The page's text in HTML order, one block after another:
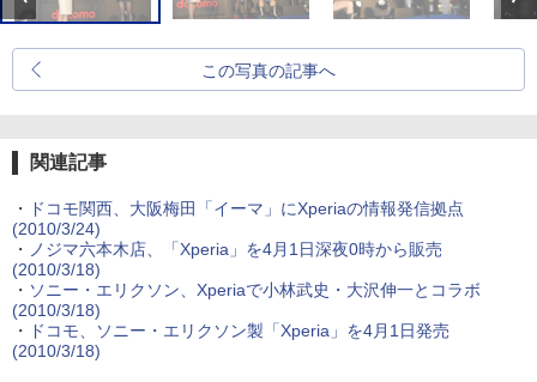
この写真の記事へ
関連記事
・
ドコモ関西、大阪梅田「イーマ」にXperiaの情報発信拠点
(2010/3/24)
・ ノジマ六本木店、「Xperia」を4月1日深夜0時から販売
(2010/3/18)
・ ソニー・エリクソン、Xperiaで小林武史・大沢伸一とコラボ
(2010/3/18)
・
ドコモ、ソニー・エリクソン製「Xperia」を4月1日発売
(2010/3/18)